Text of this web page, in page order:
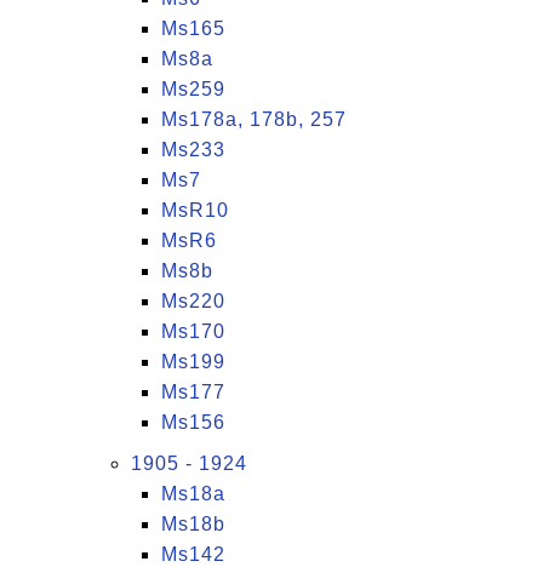
Ms165
Ms8a
Ms259
Ms178a, 178b, 257
Ms233
Ms7
MsR10
MsR6
Ms8b
Ms220
Ms170
Ms199
Ms177
Ms156
1905 - 1924
Ms18a
Ms18b
Ms142